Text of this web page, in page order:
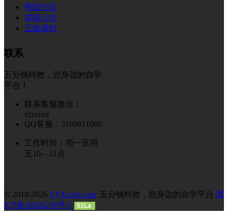
帮助社区
讲师入住
正版课程
联系
五分钱特效，您身边的自学
平台！
联系客服微信：
vfxcool
QQ客服：3169811060
工作时间：周一至周
五10—21点
© 2018-2026 VFXcool.com 五分钱特效，您身边的自学平台 冀
ICP备18026256号-1
51La